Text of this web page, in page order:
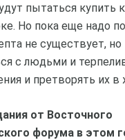
пытаться купить
Но пока еще надо
не существует,
с людьми и
и претворять их в
от Восточного
форума в этом